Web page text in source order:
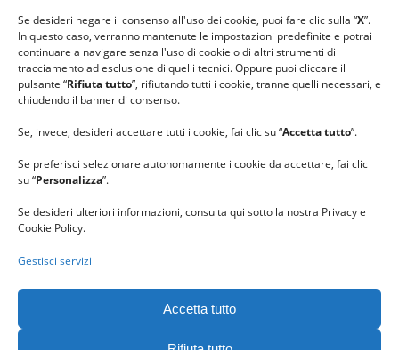
Se desideri negare il consenso all'uso dei cookie, puoi fare clic sulla “X”.
In questo caso, verranno mantenute le impostazioni predefinite e potrai
continuare a navigare senza l'uso di cookie o di altri strumenti di
tracciamento ad esclusione di quelli tecnici. Oppure puoi cliccare il
pulsante “Rifiuta tutto”, rifiutando tutti i cookie, tranne quelli necessari, e
chiudendo il banner di consenso.
Se, invece, desideri accettare tutti i cookie, fai clic su “Accetta tutto”.
Se preferisci selezionare autonomamente i cookie da accettare, fai clic
su “Personalizza”.
Se desideri ulteriori informazioni, consulta qui sotto la nostra Privacy e
Cookie Policy.
Gestisci servizi
Accetta tutto
#ilcaloredellempatia